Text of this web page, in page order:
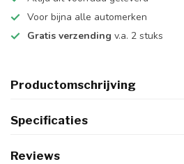
Voor bijna alle automerken
Gratis verzending v.a. 2 stuks
Productomschrijving
Specificaties
Reviews